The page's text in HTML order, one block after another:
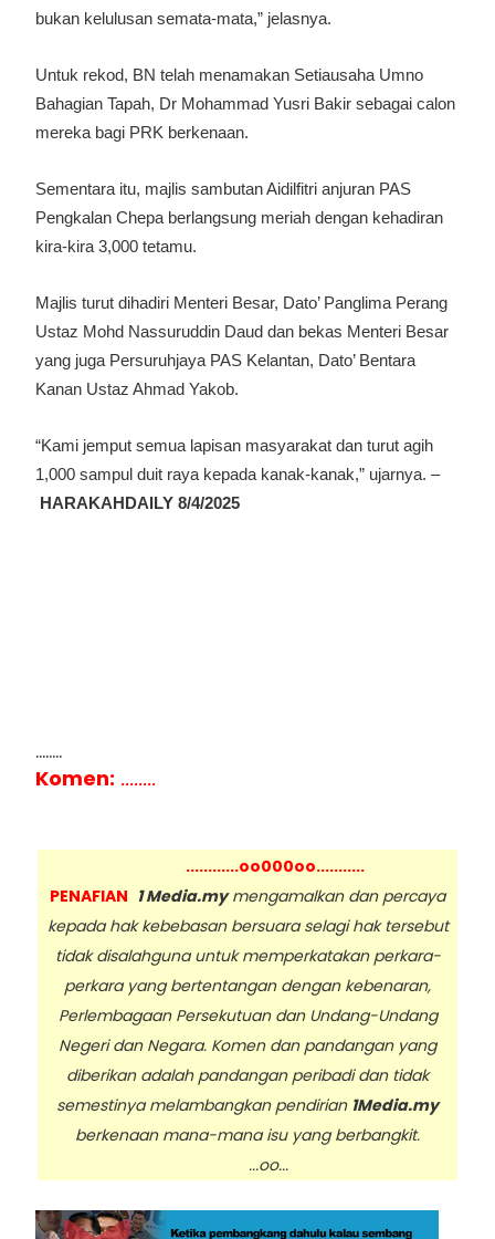
bukan kelulusan semata-mata,” jelasnya.
Untuk rekod, BN telah menamakan Setiausaha Umno
Bahagian Tapah, Dr Mohammad Yusri Bakir sebagai calon
mereka bagi PRK berkenaan.
Sementara itu, majlis sambutan Aidilfitri anjuran PAS
Pengkalan Chepa berlangsung meriah dengan kehadiran
kira-kira 3,000 tetamu.
Majlis turut dihadiri Menteri Besar, Dato’ Panglima Perang
Ustaz Mohd Nassuruddin Daud dan bekas Menteri Besar
yang juga Persuruhjaya PAS Kelantan, Dato’ Bentara
Kanan Ustaz Ahmad Yakob.
“Kami jemput semua lapisan masyarakat dan turut agih
1,000 sampul duit raya kepada kanak-kanak,” ujarnya. –
HARAKAHDAILY 8/4/2025
........
Komen: ........
............oo000oo...........
PENAFIAN 1 Media.mymengamalkan dan percaya
kepada hak kebebasan bersuara selagi hak tersebut
tidak disalahguna untuk memperkatakan perkara-
perkara yang bertentangan dengan kebenaran,
Perlembagaan Persekutuan dan Undang-Undang
Negeri dan Negara. Komen dan pandangan yang
diberikan adalah pandangan peribadi dan tidak
semestinya melambangkan pendirian 1Media.my
berkenaan mana-mana isu yang berbangkit.
...oo...